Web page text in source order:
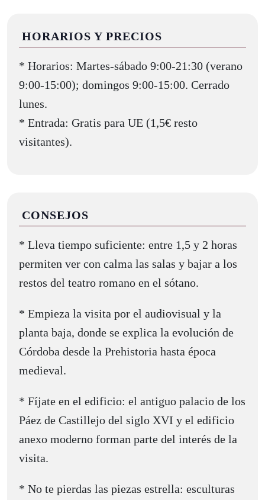
HORARIOS Y PRECIOS
* Horarios: Martes-sábado 9:00-21:30 (verano
9:00-15:00); domingos 9:00-15:00. Cerrado
lunes.
* Entrada: Gratis para UE (1,5€ resto
visitantes).
CONSEJOS
* Lleva tiempo suficiente: entre 1,5 y 2 horas
permiten ver con calma las salas y bajar a los
restos del teatro romano en el sótano.
* Empieza la visita por el audiovisual y la
planta baja, donde se explica la evolución de
Córdoba desde la Prehistoria hasta época
medieval.
* Fíjate en el edificio: el antiguo palacio de los
Páez de Castillejo del siglo XVI y el edificio
anexo moderno forman parte del interés de la
visita.
* No te pierdas las piezas estrella: esculturas